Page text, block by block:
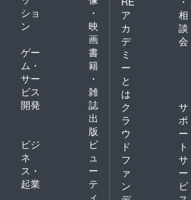
ショ
ン
・
映
画
ゲー
ム・
サー
ビス
開発
書
籍
・
雑
誌
出
版
ビジ
ネ
ス・
起業
ビ
ュ
ー
テ
ィ
ア
カ
デ
ミ
ー
と
は
相
談
会
ク
ラ
ウ
ド
フ
ァ
ン
サ
ポ
ー
ト
サ
ー
ビ